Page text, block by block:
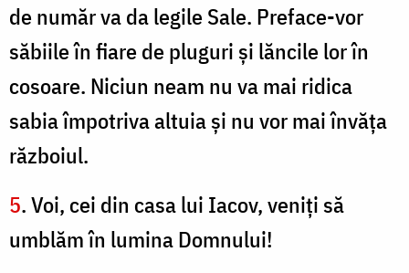
de număr va da legile Sale. Preface-vor
săbiile în fiare de pluguri şi lăncile lor în
cosoare. Niciun neam nu va mai ridica
sabia împotriva altuia şi nu vor mai învăţa
războiul.
5. Voi, cei din casa lui Iacov, veniţi să
umblăm în lumina Domnului!